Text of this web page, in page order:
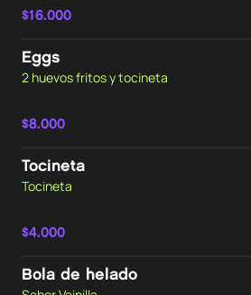
$16.000
Eggs
2 huevos fritos y tocineta
$8.000
Tocineta
Tocineta
$4.000
Bola de helado